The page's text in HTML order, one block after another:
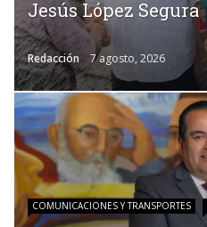
Jesús López Segura
Redacción 7 agosto, 2026
COMUNICACIONES Y TRANSPORTES